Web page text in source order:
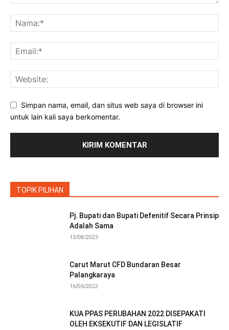
Simpan nama, email, dan situs web saya di browser ini
untuk lain kali saya berkomentar.
TOPIK PILIHAN
Pj. Bupati dan Bupati Defenitif Secara Prinsip
Adalah Sama
13/08/2023
Carut Marut CFD Bundaran Besar
Palangkaraya
16/06/2022
KUA PPAS PERUBAHAN 2022 DISEPAKATI
OLEH EKSEKUTIF DAN LEGISLATIF